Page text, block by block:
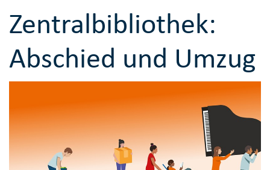
Zentralbibliothek:
Abschied und Umzug